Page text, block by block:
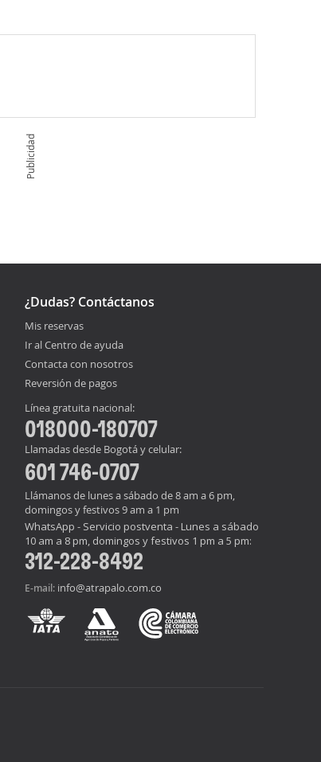
Publicidad
¿Dudas? Contáctanos
Mis reservas
Ir al Centro de ayuda
Contacta con nosotros
Reversión de pagos
Línea gratuita nacional:
018000-180707
Llamadas desde Bogotá y celular:
601 746-0707
Llámanos de lunes a sábado de 8 am a 6 pm,
domingos y festivos 9 am a 1 pm
WhatsApp - Servicio postventa - Lunes a sábado
10 am a 8 pm, domingos y festivos 1 pm a 5 pm:
312-228-8492
E-mail: info@atrapalo.com.co